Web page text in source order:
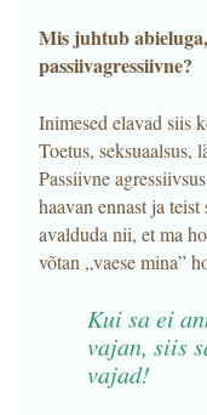
Mis juhtub
passiivagressiivne?
Inimesed elavad siis
Toetus, seksuaalsus,
Passiivne
haavan ennast ja
avalduda nii, et ma
võtan „vaese mina”
Kui sa ei
vajan, siis
vajad!